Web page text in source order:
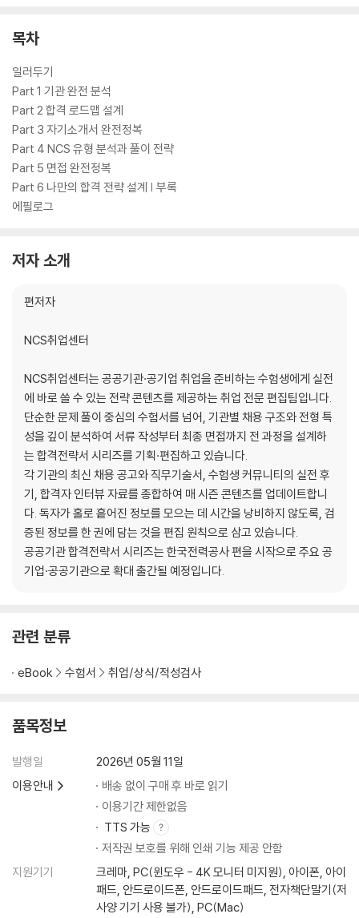
다. 면접관이 실제로 무엇을 보는지, 수험생 커뮤니티에 공개된 후기를 어
공기업 취업 준비는 길고 지칩니다. 방향 없이 문제만 풀다가 지치지 마세
요. 이 책 한 권으로, 한국전력공사 합격의 전 과정을 설계하세요.
목차
일러두기
Part 1 기관 완전 분석
Part 2 합격 로드맵 설계
Part 3 자기소개서 완전정복
Part 4 NCS 유형 분석과 풀이 전략
Part 5 면접 완전정복
Part 6 나만의 합격 전략 설계 | 부록
에필로그
저자 소개
편저자
NCS취업센터
NCS취업센터는 공공기관·공기업 취업을 준비하는 수험생에게 실전
에 바로 쓸 수 있는 전략 콘텐츠를 제공하는 취업 전문 편집팀입니다.
단순한 문제 풀이 중심의 수험서를 넘어, 기관별 채용 구조와 전형 특
성을 깊이 분석하여 서류 작성부터 최종 면접까지 전 과정을 설계하
는 합격전략서 시리즈를 기획·편집하고 있습니다.
각 기관의 최신 채용 공고와 직무기술서, 수험생 커뮤니티의 실전 후
기, 합격자 인터뷰 자료를 종합하여 매 시즌 콘텐츠를 업데이트합니
다. 독자가 홀로 흩어진 정보를 모으는 데 시간을 낭비하지 않도록, 검
증된 정보를 한 권에 담는 것을 편집 원칙으로 삼고 있습니다.
공공기관 합격전략서 시리즈는 한국전력공사 편을 시작으로 주요 공
기업·공공기관으로 확대 출간될 예정입니다.
관련 분류
eBook 수험서 취업/상식/적성검사
품목정보
발행일
2026년 05월 11일
이용안내
배송 없이 구매 후 바로 읽기
이용기간 제한없음
TTS 가능
저작권 보호를 위해 인쇄 기능 제공 안함
지원기기
크레마, PC(윈도우 - 4K 모니터 미지원), 아이폰, 아이
패드, 안드로이드폰, 안드로이드패드, 전자책단말기(저
사양 기기 사용 불가), PC(Mac)